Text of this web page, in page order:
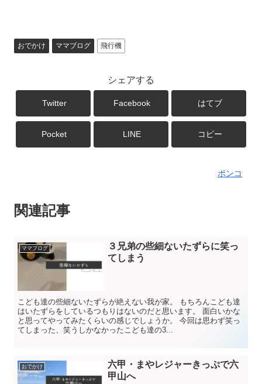
おでかけ ママブログ 飛行機
シェアする
Twitter Facebook はてブ
Pocket LINE コピー
ポンコ
関連記事
ママブログ
３兄弟の些細ないたずらに笑っ
てしまう
こども達の些細ないたずらが絶えない我が家。 もちろんこども達
はいたずらをしているつもりはないのだと思います。 面白いかな
と思ってやってみたくらいの感じでしょうか。 今回は思わず笑っ
てしまった、笑うしかなかったこども達の3...
おでかけ
六甲・まやレジャーきっぷで六
甲山へ